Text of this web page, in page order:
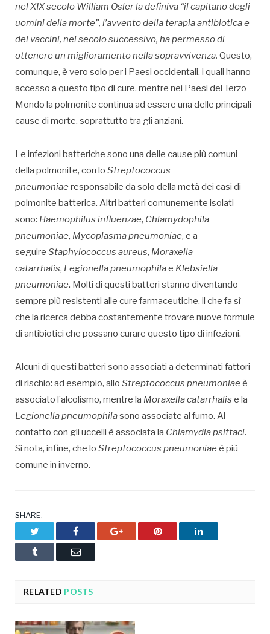
nel XIX secolo William Osler la definiva “il capitano degli
uomini della morte”, l’avvento della terapia antibiotica e
dei vaccini, nel secolo successivo, ha permesso di
ottenere un miglioramento nella sopravvivenza. Questo,
comunque, è vero solo per i Paesi occidentali, i quali hanno
accesso a questo tipo di cure, mentre nei Paesi del Terzo
Mondo la polmonite continua ad essere una delle principali
cause di morte, soprattutto tra gli anziani.
Le infezioni batteriche sono una delle cause più comuni
della polmonite, con lo Streptococcus
pneumoniae responsabile da solo della metà dei casi di
polmonite batterica. Altri batteri comunemente isolati
sono: Haemophilus influenzae, Chlamydophila
pneumoniae, Mycoplasma pneumoniae, e a
seguire Staphylococcus aureus, Moraxella
catarrhalis, Legionella pneumophilae Klebsiella
pneumoniae. Molti di questi batteri stanno diventando
sempre più resistenti alle cure farmaceutiche, il che fa sì
che la ricerca debba costantemente trovare nuove formule
di antibiotici che possano curare questo tipo di infezioni.
Alcuni di questi batteri sono associati a determinati fattori
di rischio: ad esempio, allo Streptococcus pneumoniae è
associato l’alcolismo, mentre la Moraxella catarrhalis e la
Legionella pneumophilasono associate al fumo. Al
contatto con gli uccelli è associata la Chlamydia psittaci.
Si nota, infine, che lo Streptococcus pneumoniae è più
comune in inverno.
SHARE.
Facebook Google+ Pinterest LinkedIn
Tumblr Email
RELATED POSTS